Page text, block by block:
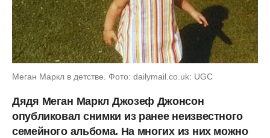
Меган Маркл в детстве. Фото: dailymail.co.uk: UGC
Дядя Меган Маркл Джозеф Джонсон
опубликовал снимки из ранее неизвестного
семейного альбома. На многих из них можно